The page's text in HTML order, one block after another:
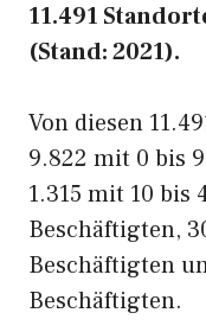
11.491
(Stand: 2021).
Von diesen
9.822 mit 0 bis
1.315 mit 10 bis
Beschäftigten,
Beschäftigten
Beschäftigten.